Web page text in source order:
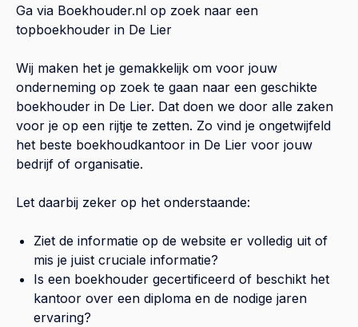
Ga via Boekhouder.nl op zoek naar een
topboekhouder in De Lier
Wij maken het je gemakkelijk om voor jouw
onderneming op zoek te gaan naar een geschikte
boekhouder in De Lier. Dat doen we door alle zaken
voor je op een rijtje te zetten. Zo vind je ongetwijfeld
het beste boekhoudkantoor in De Lier voor jouw
bedrijf of organisatie.
Let daarbij zeker op het onderstaande:
Ziet de informatie op de website er volledig uit of
mis je juist cruciale informatie?
Is een boekhouder gecertificeerd of beschikt het
kantoor over een diploma en de nodige jaren
ervaring?